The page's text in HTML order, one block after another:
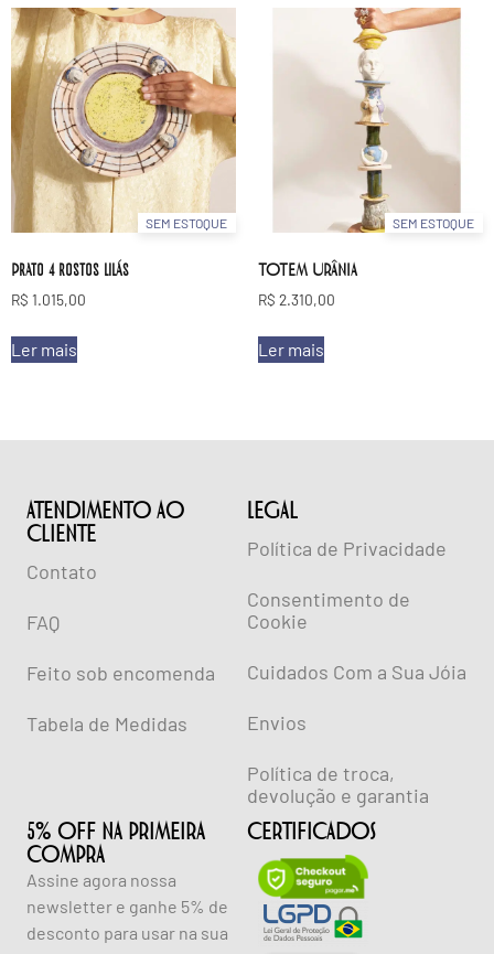
SEM ESTOQUE
Prato 4 rostos lilás
R$ 1.015,00
Ler mais
SEM ESTOQUE
TOTEM URÂNIA
R$ 2.310,00
Ler mais
ATENDIMENTO AO
CLIENTE
Contato
FAQ
Feito sob encomenda
Tabela de Medidas
lEGAL
Política de Privacidade
Consentimento de
Cookie
Cuidados Com a Sua Jóia
Envios
Política de troca,
devolução e garantia
5% OFF NA PRIMEIRA
COMPRA
Assine agora nossa
newsletter e ganhe 5% de
desconto para usar na sua
CERTIFICADOS